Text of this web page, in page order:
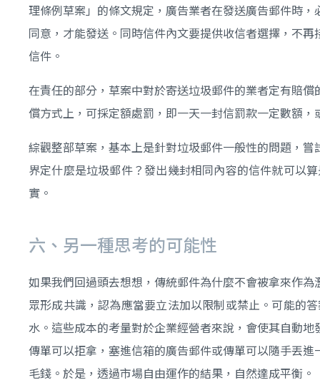
理條例草案」的條文規定，廣告業者在發送廣告郵件時
同意，才能發送。同時信件內文要提供收信者選擇，不
信件。
在責任的部分，草案中對於寄送垃圾郵件的業者定有賠
償方式上，可採定額處罰，即一天一封信罰款一定數額
綜觀整部草案，基本上是針對垃圾郵件一般性的問題，
界定什麼是垃圾郵件？發出幾封相同內容的信件就可以
實。
六、另一種思考的可能性
如果我們回過頭去想想，傳統郵件為什麼不會被拿來作
眾形成共識，認為應當要立法加以限制或禁止。可能的
水。這些成本的考量對於企業經營者來說，會使其自動
傳單可以拒拿，塞進信箱的廣告郵件或傳單可以隨手丟
毛錢。於是，透過市場自由運作的結果，自然達成平衡。